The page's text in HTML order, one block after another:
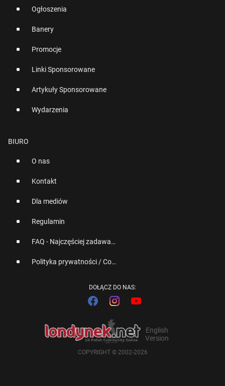
Ogłoszenia
Banery
Promocje
Linki Sponsorowane
Artykuły Sponsorowane
Wydarzenia
BIURO
O nas
Kontakt
Dla mediów
Regulamin
FAQ - Najczęściej zadawane pytania
Polityka prywatności / Cookies
DOŁĄCZ DO NAS:
English
Version
COPYRIGHT © 2002-2026